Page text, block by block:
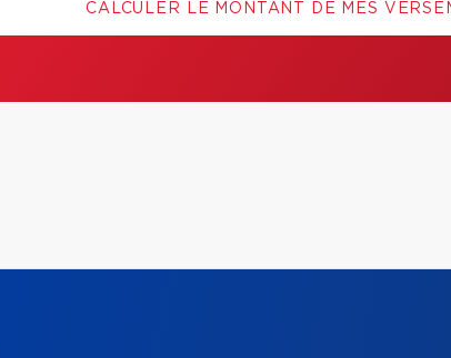
CALCULER LE MONTANT DE MES